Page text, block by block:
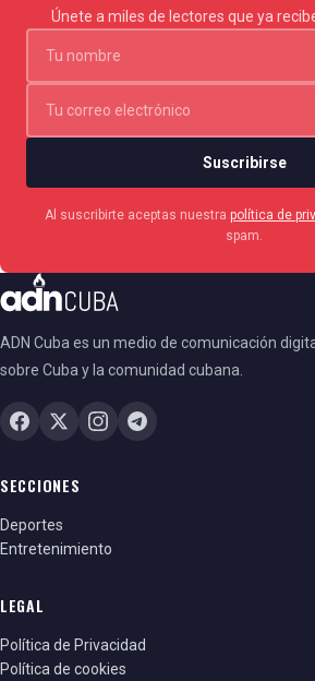
Únete a miles de lectores que ya
Suscribirse
Al suscribirte aceptas nuestra política de
spam.
ADN Cuba es un medio de comunicación
sobre Cuba y la comunidad cubana.
SECCIONES
Deportes
Entretenimiento
LEGAL
Política de Privacidad
Política de cookies